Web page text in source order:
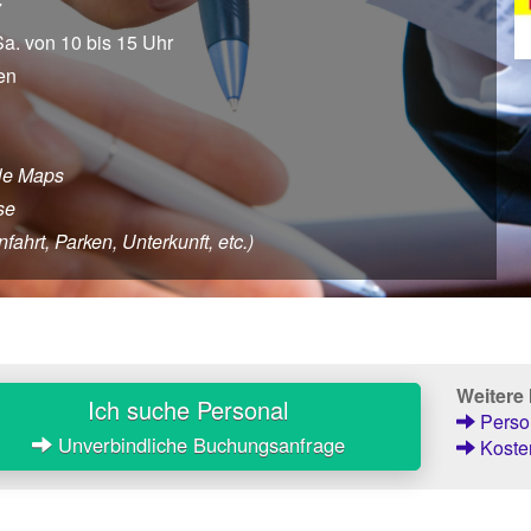
von 10 bis 15 Uhr
Maps
Parken, Unterkunft, etc.)
Ich suche Personal
Unverbindliche Buchungsanfrage